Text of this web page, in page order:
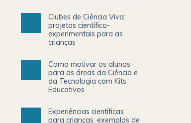
Clubes de Ciência Viva:
projetos científico-
experimentais para as
crianças
Como motivar os alunos
para as áreas da Ciência e
da Tecnologia com Kits
Educativos
Experiências científicas
para crianças: exemplos de